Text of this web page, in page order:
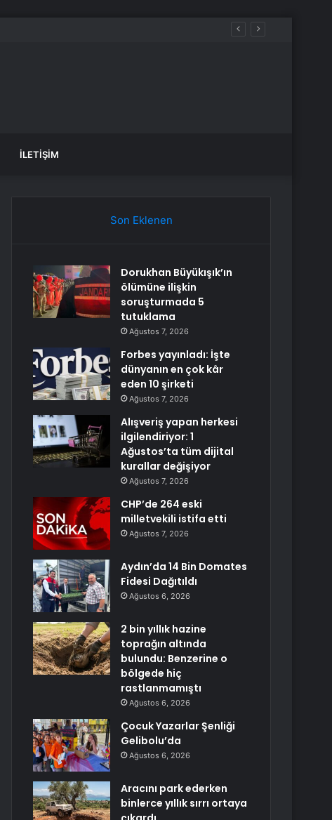
İLETIŞIM
Son Eklenen
Dorukhan Büyükışık’ın
ölümüne ilişkin
soruşturmada 5
tutuklama
Ağustos 7, 2026
Forbes yayınladı: İşte
dünyanın en çok kâr
eden 10 şirketi
Ağustos 7, 2026
Alışveriş yapan herkesi
ilgilendiriyor: 1
Ağustos’ta tüm dijital
kurallar değişiyor
Ağustos 7, 2026
CHP’de 264 eski
milletvekili istifa etti
Ağustos 7, 2026
Aydın’da 14 Bin Domates
Fidesi Dağıtıldı
Ağustos 6, 2026
2 bin yıllık hazine
toprağın altında
bulundu: Benzerine o
bölgede hiç
rastlanmamıştı
Ağustos 6, 2026
Çocuk Yazarlar Şenliği
Gelibolu’da
Ağustos 6, 2026
Aracını park ederken
binlerce yıllık sırrı ortaya